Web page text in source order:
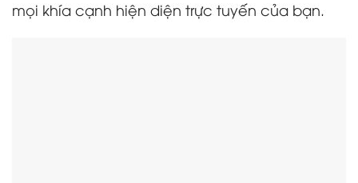
mọi khía cạnh hiện diện trực tuyến của bạn.